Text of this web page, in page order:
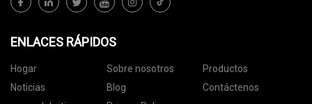
ENLACES RÁPIDOS
Hogar Sobre nosotros
Productos
Noticias
Blog
Contáctenos